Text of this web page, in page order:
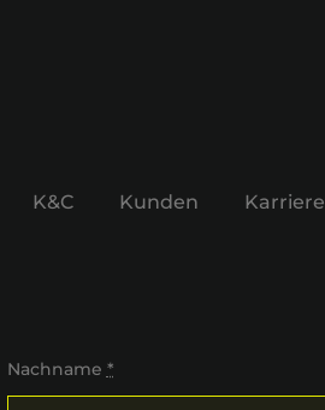
K&C Kunden Karriere
Nachname *